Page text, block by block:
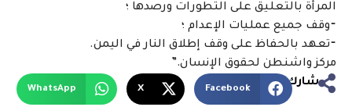
المرأة بالتعليق على التطورات ورصدها ؛
⁃وقف جميع عمليات الإعدام ؛
⁃تعهد بالحفاظ على وقف إطلاق النار في اليمن.
مركز واشنطن لحقوق الإنسان.”
شارك
Facebook
X
WhatsApp